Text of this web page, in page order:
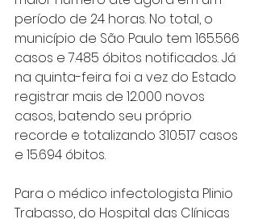
período de 24 horas. No total, o
município de São Paulo tem 165.566
casos e 7.485 óbitos notificados. Já
na quinta-feira foi a vez do Estado
registrar mais de 12.000 novos
casos, batendo seu próprio
recorde e totalizando 310.517 casos
e 15.694 óbitos.
Para o médico infectologista Plinio
Trabasso, do Hospital das Clínicas